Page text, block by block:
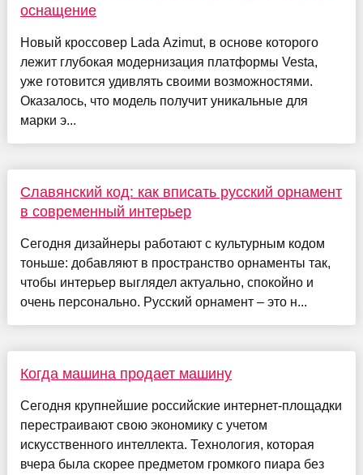
оснащение
Новый кроссовер Lada Azimut, в основе которого
лежит глубокая модернизация платформы Vesta,
уже готовится удивлять своими возможностями.
Оказалось, что модель получит уникальные для
марки э...
Славянский код: как вписать русский орнамент
в современный интерьер
Сегодня дизайнеры работают с культурным кодом
тоньше: добавляют в пространство орнаменты так,
чтобы интерьер выглядел актуально, спокойно и
очень персонально. Русский орнамент – это н...
Когда машина продает машину
Сегодня крупнейшие российские интернет-площадки
перестраивают свою экономику с учетом
искусственного интеллекта. Технология, которая
вчера была скорее предметом громкого пиара без